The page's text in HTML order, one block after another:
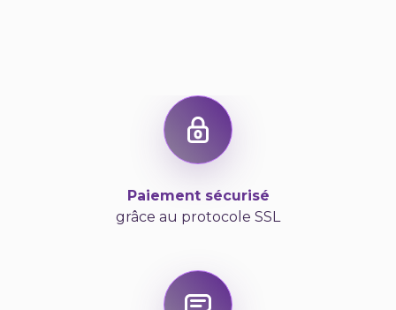
Paiement sécurisé
grâce au protocole SSL